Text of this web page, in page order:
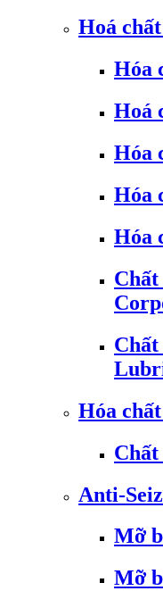
Hoá
Hóa
Hoá
Hóa
Hóa
Hóa
Chất
Hóa
Anti-
Mỡ
Mỡ